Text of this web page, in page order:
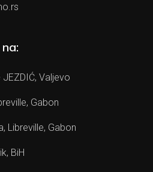
Valjevo
Gabon
Libreville, Gabon
BiH